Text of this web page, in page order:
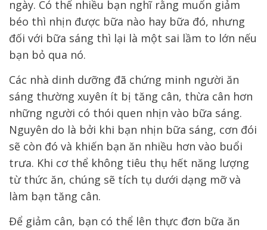
ngày. Có thể nhiều bạn nghĩ rằng muốn giảm
béo thì nhịn được bữa nào hay bữa đó, nhưng
đối với bữa sáng thì lại là một sai lầm to lớn nếu
bạn bỏ qua nó.
Các nhà dinh dưỡng đã chứng minh người ăn
sáng thường xuyên ít bị tăng cân, thừa cân hơn
những người có thói quen nhịn vào bữa sáng.
Nguyên do là bởi khi bạn nhịn bữa sáng, cơn đói
sẽ còn đó và khiến bạn ăn nhiều hơn vào buổi
trưa. Khi cơ thể không tiêu thụ hết năng lượng
từ thức ăn, chúng sẽ tích tụ dưới dạng mỡ và
làm bạn tăng cân.
Để giảm cân, bạn có thể lên thực đơn bữa ăn